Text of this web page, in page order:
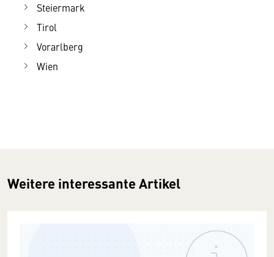
Steiermark
Tirol
Vorarlberg
Wien
Weitere interessante Artikel